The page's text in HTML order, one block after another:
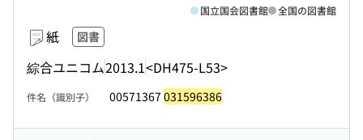
紙 図書
綜合ユニコム2013.1<DH475-L53>
国立国会図書館 全国の図書館
件名（識別子） 00571367 031596386